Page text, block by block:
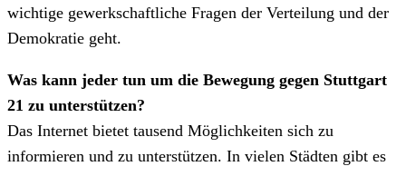
wichtige gewerkschaftliche Fragen der Verteilung und der
Demokratie geht.
Was kann jeder tun um die Bewegung gegen Stuttgart
21 zu unterstützen?
Das Internet bietet tausend Möglichkeiten sich zu
informieren und zu unterstützen. In vielen Städten gibt es